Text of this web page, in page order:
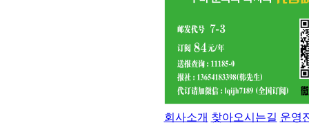
회사소개 찾아오시는길 운영